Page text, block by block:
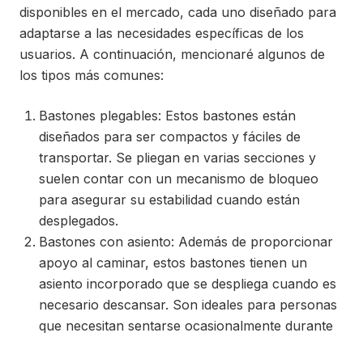
disponibles en el mercado, cada uno diseñado para
adaptarse a las necesidades específicas de los
usuarios. A continuación, mencionaré algunos de
los tipos más comunes:
Bastones plegables: Estos bastones están
diseñados para ser compactos y fáciles de
transportar. Se pliegan en varias secciones y
suelen contar con un mecanismo de bloqueo
para asegurar su estabilidad cuando están
desplegados.
Bastones con asiento: Además de proporcionar
apoyo al caminar, estos bastones tienen un
asiento incorporado que se despliega cuando es
necesario descansar. Son ideales para personas
que necesitan sentarse ocasionalmente durante